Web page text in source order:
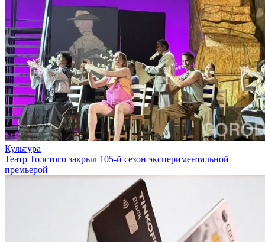
Культура
Театр Толстого закрыл 105-й сезон экспериментальной
премьерой